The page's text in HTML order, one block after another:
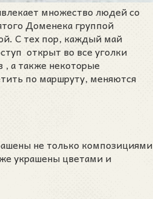
множество людей со
Доменека группой
С тех пор, каждый май
открыт во все уголки
, а также некоторые
по маршруту, меняются
не только композициями
украшены цветами и